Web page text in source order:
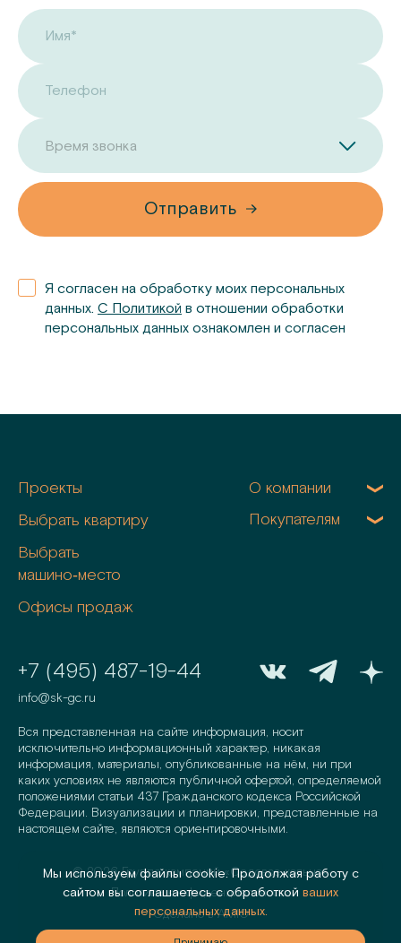
Имя*
Телефон
Время звонка
Отправить
Я согласен на обработку моих персональных
данных. С Политикой в отношении обработки
персональных данных ознакомлен и согласен
Проекты
Выбрать квартиру
Выбрать
машино‑место
Офисы продаж
О компании
Покупателям
+7 (495) 487-19-44
info@sk-gc.ru
Вся представленная на сайте информация, носит
исключительно информационный характер, никакая
информация, материалы, опубликованные на нём, ни при
каких условиях не являются публичной офертой, определяемой
положениями статьи 437 Гражданского кодекса Российской
Федерации. Визуализации и планировки, представленные на
настоящем сайте, являются ориентировочными.
©2026Группа компаний «Садовое кольцо»
Политика конфиденциальности
Сделано вAMIO
Мы используем файлы cookie. Продолжая работу с
сайтом вы соглашаетесь с обработкой ваших
персональных данных.